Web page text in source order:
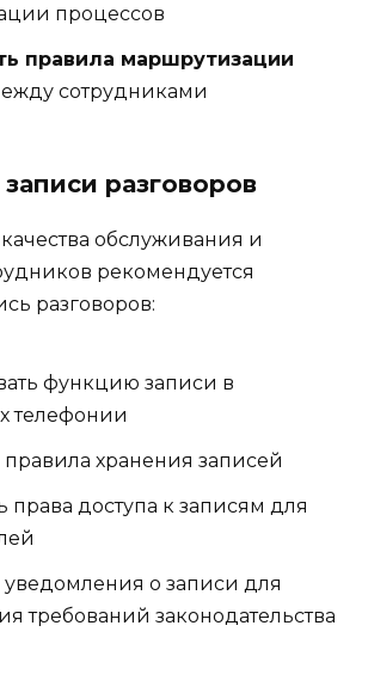
процессов
правила маршрутизации
сотрудниками
разговоров
обслуживания и
рекомендуется
разговоров:
функцию записи в
телефонии
правила хранения записей
права доступа к записям для
уведомления о записи для
требований законодательства